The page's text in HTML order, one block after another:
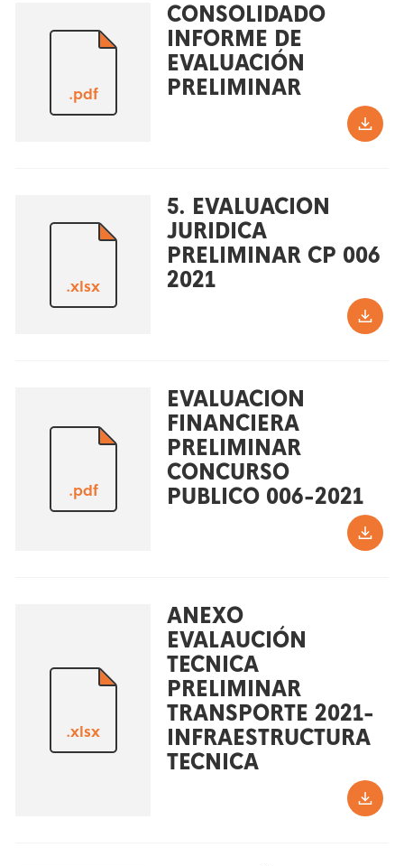
.pdf
CONSOLIDADO
INFORME DE
EVALUACIÓN
PRELIMINAR
.xlsx
5. EVALUACION
JURIDICA
PRELIMINAR CP 006
2021
.pdf
EVALUACION
FINANCIERA
PRELIMINAR
CONCURSO
PUBLICO 006-2021
.xlsx
ANEXO
EVALAUCIÓN
TECNICA
PRELIMINAR
TRANSPORTE 2021-
INFRAESTRUCTURA
TECNICA